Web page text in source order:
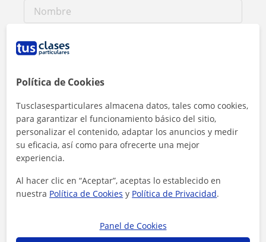
Al hacer clic, aceptas nuestro aviso legal y de privacidad
Política de Cookies
Tusclasesparticulares almacena datos, tales como cookies,
para garantizar el funcionamiento básico del sitio,
personalizar el contenido, adaptar los anuncios y medir
su eficacia, así como para ofrecerte una mejor
experiencia.
Al hacer clic en “Aceptar”, aceptas lo establecido en
nuestra Política de Cookies y Política de Privacidad.
Panel de Cookies